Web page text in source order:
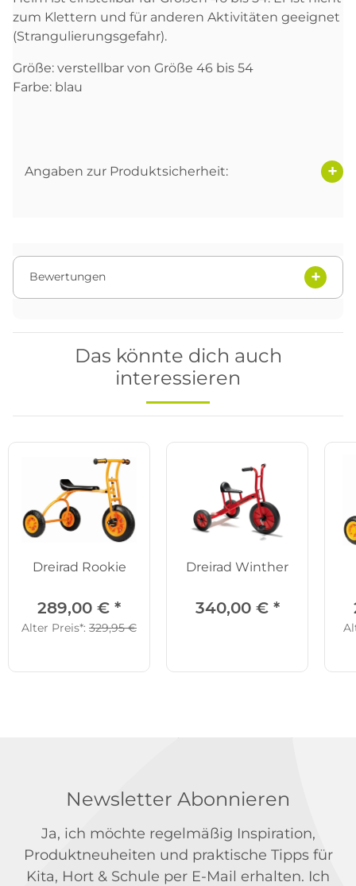
zum Klettern und für anderen Aktivitäten geeignet
(Strangulierungsgefahr).
Größe: verstellbar von Größe 46 bis 54
Farbe: blau
Angaben zur Produktsicherheit:
Bewertungen
Das könnte dich auch
interessieren
Dreirad Rookie
289,00 € *
Alter Preis*: 329,95 €
Dreirad Winther
340,00 € *
Newsletter Abonnieren
Ja, ich möchte regelmäßig Inspiration,
Produktneuheiten und praktische Tipps für
Kita, Hort & Schule per E-Mail erhalten. Ich